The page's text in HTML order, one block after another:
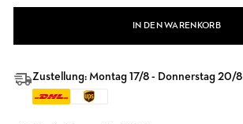
IN DEN WARENKORB
Zustellung: Montag 17/8 - Donnerstag 20/8